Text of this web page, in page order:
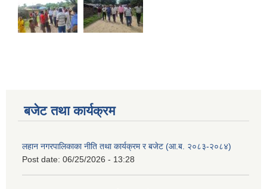
बजेट तथा कार्यक्रम
लहान नगरपालिकाका नीति तथा कार्यक्रम र बजेट (आ.ब. २०८३-२०८४)
Post date: 06/25/2026 - 13:28